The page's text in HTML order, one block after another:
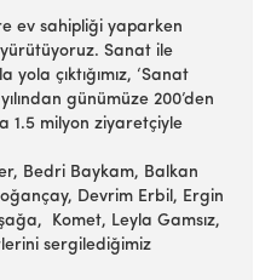
ev sahipliği yaparken
Sanat ile
çıktığımız, ‘Sanat
günümüze 200’den
1.5 milyon ziyaretçiyle
Bedri Baykam, Balkan
Devrim Erbil, Ergin
Komet, Leyla Gamsız,
sergilediğimiz